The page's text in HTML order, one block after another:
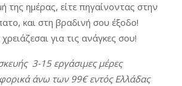
της ημέρας, είτε πηγαίνοντας στην
και στη βραδινή σου έξοδο!
για τις ανάγκες σου!
3-15 εργάσιμες μέρες
άνω των99€εντός Ελλάδας